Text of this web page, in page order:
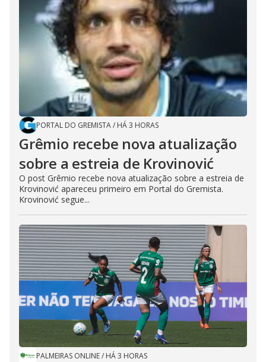
PORTAL DO GREMISTA/ HÁ 3 HORAS
Grêmio recebe nova atualização
sobre a estreia de Krovinović
O post Grêmio recebe nova atualização sobre a estreia de
Krovinović apareceu primeiro em Portal do Gremista.
Krovinović segue...
PALMEIRAS ONLINE/ HÁ 3 HORAS